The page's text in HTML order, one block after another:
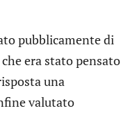
pubblicamente di
era stato pensato
una
valutato